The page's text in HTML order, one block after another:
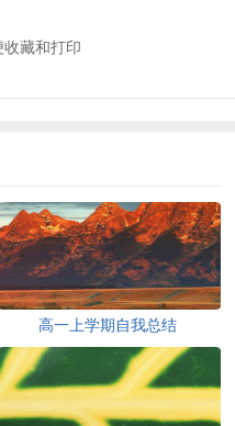
收藏和打印
高一上学期自我总结